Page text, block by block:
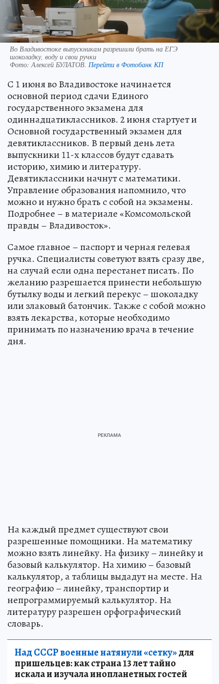
Во Владивостоке выпускникам разрешили брать на ЕГЭ
шоколадку, воду и свои ручки
Фото:Алексей БУЛАТОВ. Перейти в Фотобанк КП
С 1 июня во Владивостоке начинается
основной период сдачи Единого
государственного экзамена для
одиннадцатиклассников. 2 июня стартует и
Основной государственный экзамен для
девятиклассников. В первый день лета
выпускники 11-х классов будут сдавать
историю, химию и литературу.
Девятиклассники начнут с математики.
Управление образования напомнило, что
можно и нужно брать с собой на экзамены.
Подробнее – в материале «Комсомольской
правды – Владивосток».
Самое главное – паспорт и черная гелевая
ручка. Специалисты советуют взять сразу две,
на случай если одна перестанет писать. По
желанию разрешается принести небольшую
бутылку воды и легкий перекус – шоколадку
или злаковый батончик. Также с собой можно
взять лекарства, которые необходимо
принимать по назначению врача в течение
дня.
На каждый предмет существуют свои
разрешенные помощники. На математику
можно взять линейку. На физику – линейку и
базовый калькулятор. На химию – базовый
калькулятор, а таблицы выдадут на месте. На
географию – линейку, транспортир и
непрограммируемый калькулятор. На
литературу разрешен орфографический
словарь.
Над СССР военные натянули «сетку»для
пришельцев: как страна 13 лет тайно
искала и изучала инопланетных гостей